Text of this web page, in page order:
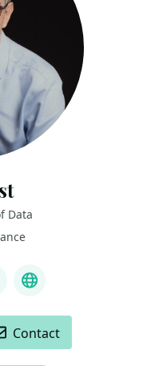
Data
YouTube
Contact